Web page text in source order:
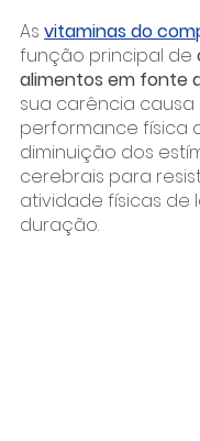
As vitaminas do
função principal de
alimentos em fonte
sua carência
performance física
diminuição dos
cerebrais para
atividade físicas de
duração.